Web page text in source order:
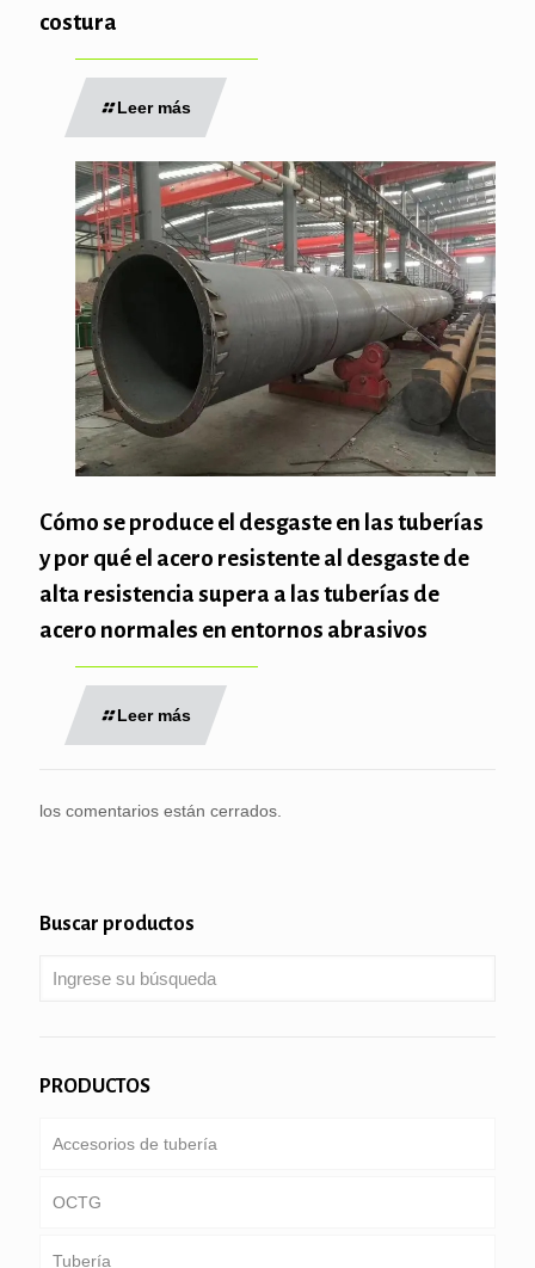
costura
Leer más
Cómo se produce el desgaste en las tuberías
y por qué el acero resistente al desgaste de
alta resistencia supera a las tuberías de
acero normales en entornos abrasivos
Leer más
los comentarios están cerrados.
Buscar productos
PRODUCTOS
Accesorios de tubería
OCTG
Tubería & carcasa
Tubería